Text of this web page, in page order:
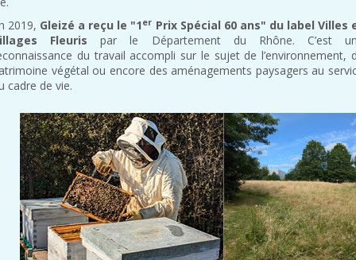
2019, Gleizé a reçu le "1 er Prix Spécial 60 ans" du label Villes
Fleuris par le Département du Rhône. C’est
du travail accompli sur le sujet de l’environnement,
végétal ou encore des aménagements paysagers au
cadre de vie.